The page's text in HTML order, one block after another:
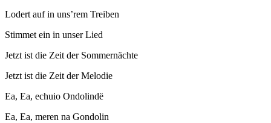
Lodert auf in uns’rem Treiben
Stimmet ein in unser Lied
Jetzt ist die Zeit der Sommernächte
Jetzt ist die Zeit der Melodie
Ea, Ea, echuio Ondolindë
Ea, Ea, meren na Gondolin